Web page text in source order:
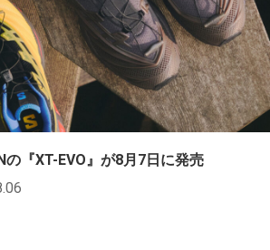
『XT-EVO』が8月7日に発売